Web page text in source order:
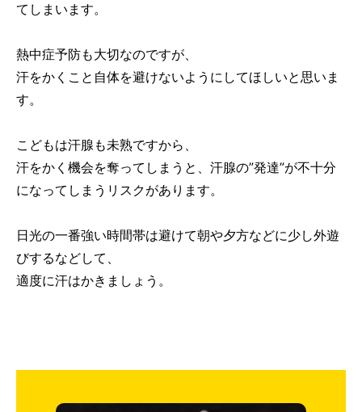
てしまいます。
熱中症予防も大切なのですが、
汗をかくこと自体を避けないようにしてほしいと思いま
す。
こどもは汗腺も未熟ですから、
汗をかく機会を奪ってしまうと、汗腺の”発達”が不十分
になってしまうリスクがあります。
日光の一番強い時間帯は避けて朝や夕方などに少し外遊
びするなどして、
適度に汗はかきましょう。